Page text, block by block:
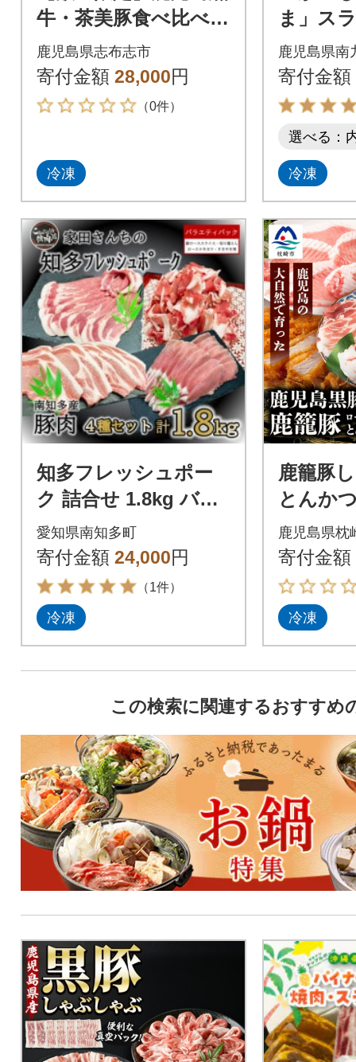
牛・茶美豚食べ比べセ
ット計1.2kg! b8-029
鹿児島県志布志市
寄付金額 28,000円
（0件）
冷凍
ま」ス
gセット
鹿児島県南
寄付金額
選べる：
冷凍
知多フレッシュポー
ク 詰合せ 1.8kg バラ
エティ セット 愛知県
南知多町産
愛知県南知多町
寄付金額 24,000円
（1件）
冷凍
鹿籠豚
とんか
計1.1kg
使用 B3-
鹿児島県枕
寄付金額
冷凍
この検索に関連するおすすめ